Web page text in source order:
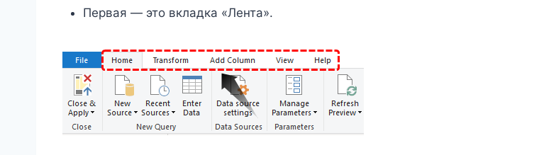
Первая — это вкладка «Лента».